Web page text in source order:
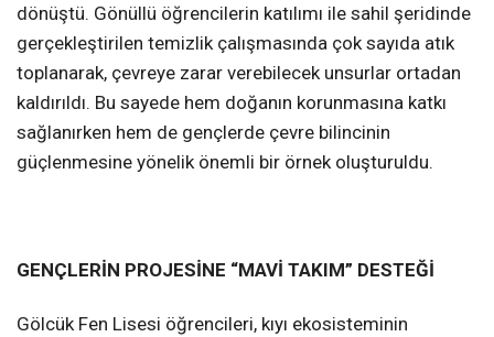
dönüştü. Gönüllü öğrencilerin katılımı ile sahil şeridinde
gerçekleştirilen temizlik çalışmasında çok sayıda atık
toplanarak, çevreye zarar verebilecek unsurlar ortadan
kaldırıldı. Bu sayede hem doğanın korunmasına katkı
sağlanırken hem de gençlerde çevre bilincinin
güçlenmesine yönelik önemli bir örnek oluşturuldu.
GENÇLERİN PROJESİNE “MAVİ TAKIM” DESTEĞİ
Gölcük Fen Lisesi öğrencileri, kıyı ekosisteminin